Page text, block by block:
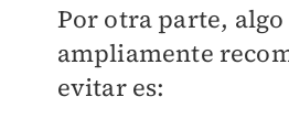
Por otra parte, algo
ampliamente
evitar es: